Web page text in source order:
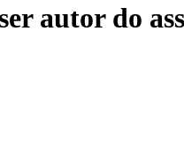
autor do